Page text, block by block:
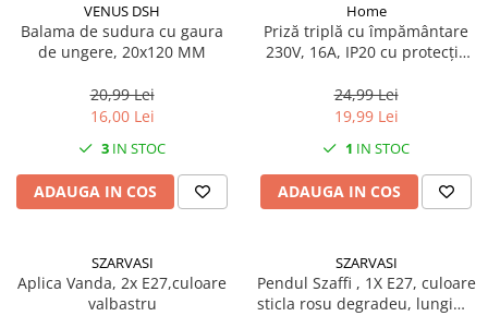
VENUS DSH
Balama de sudura cu gaura
de ungere, 20x120 MM
20,99 Lei
16,00 Lei
3 IN STOC
ADAUGA IN COS
Home
Priză triplă cu împământare
230V, 16A, IP20 cu protecție
24,99 Lei
19,99 Lei
1 IN STOC
ADAUGA IN COS
SZARVASI
Aplica Vanda, 2x E27,culoare
valbastru
SZARVASI
Pendul Szaffi , 1X E27, culoare
sticla rosu degradeu, lungime